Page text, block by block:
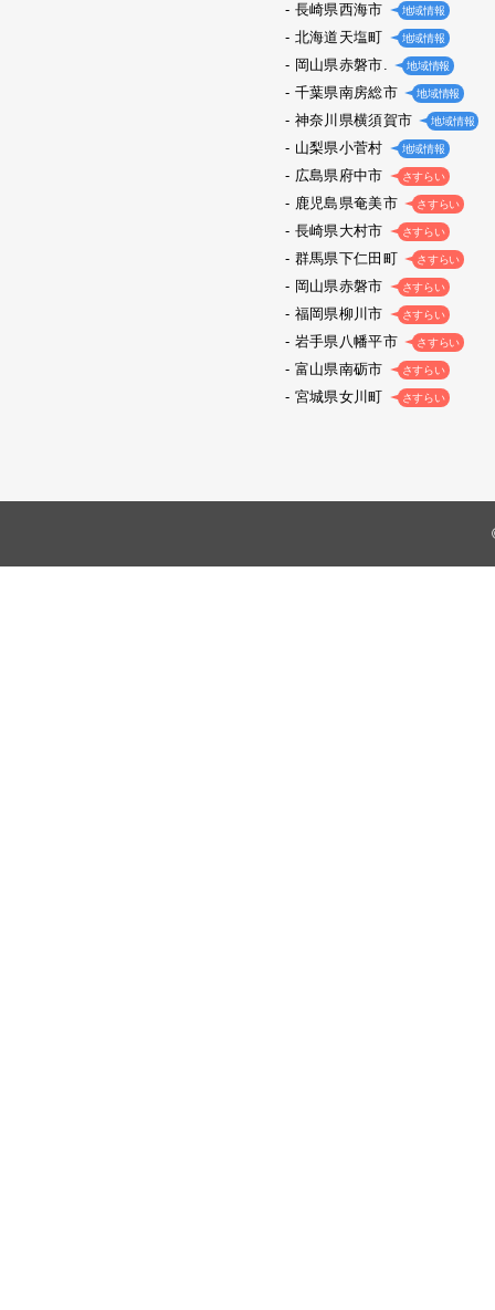
長崎県西海市 地域情報
北海道天塩町 地域情報
岡山県赤磐市. 地域情報
千葉県南房総市 地域情報
神奈川県横須賀市 地域情報
山梨県小菅村 地域情報
広島県府中市 さすらい
鹿児島県奄美市 さすらい
長崎県大村市 さすらい
群馬県下仁田町 さすらい
岡山県赤磐市 さすらい
福岡県柳川市 さすらい
岩手県八幡平市 さすらい
富山県南砺市 さすらい
宮城県女川町 さすらい